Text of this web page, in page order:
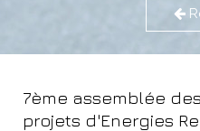
7ème assemblée
projets d'Energies